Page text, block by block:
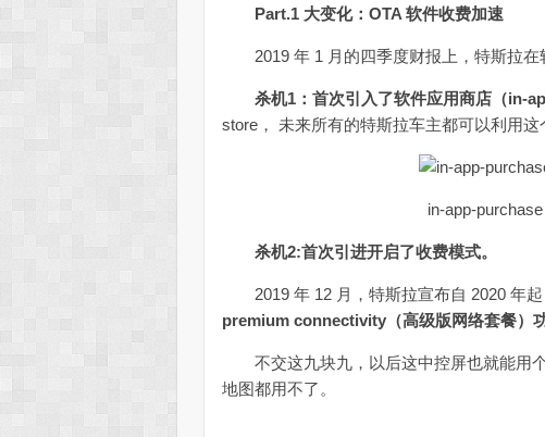
Part.1 大变化：OTA 软件收费加速
2019 年 1 月的四季度财报上，特斯拉在
杀机1：首次引入了软件应用商店（in-
store， 未来所有的特斯拉车主都可以利用这
in-app-
杀机2:首次引进开启了收费模式。
2019 年 12 月，特斯拉宣布自 2020 年起
premium connectivity（高级版网络套餐）
不交这九块九，以后这中控屏也就能用
地图都用不了。